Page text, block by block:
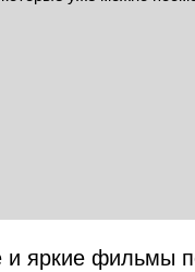
яркие фильмы